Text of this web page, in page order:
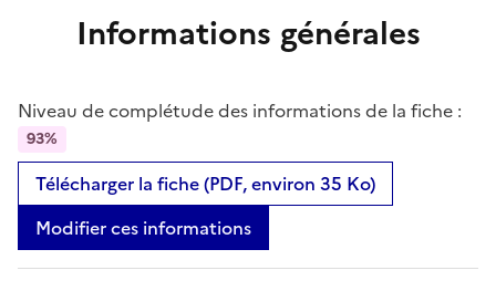
Informations générales
Niveau de complétude des informations de la fiche :
93%
Télécharger la fiche (PDF, environ 35 Ko)
Modifier ces informations